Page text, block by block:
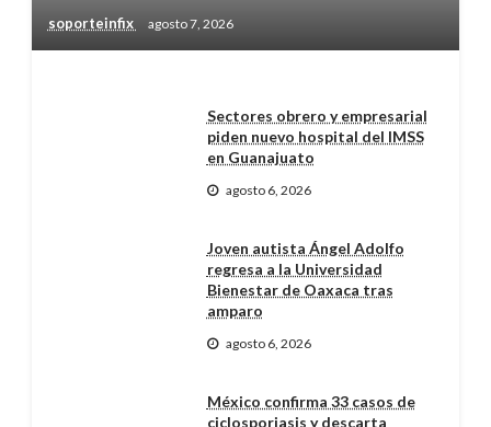
soporteinfix agosto 7, 2026
Sectores obrero y empresarial
piden nuevo hospital del IMSS
en Guanajuato
agosto 6, 2026
Joven autista Ángel Adolfo
regresa a la Universidad
Bienestar de Oaxaca tras
amparo
agosto 6, 2026
México confirma 33 casos de
ciclosporiasis y descarta